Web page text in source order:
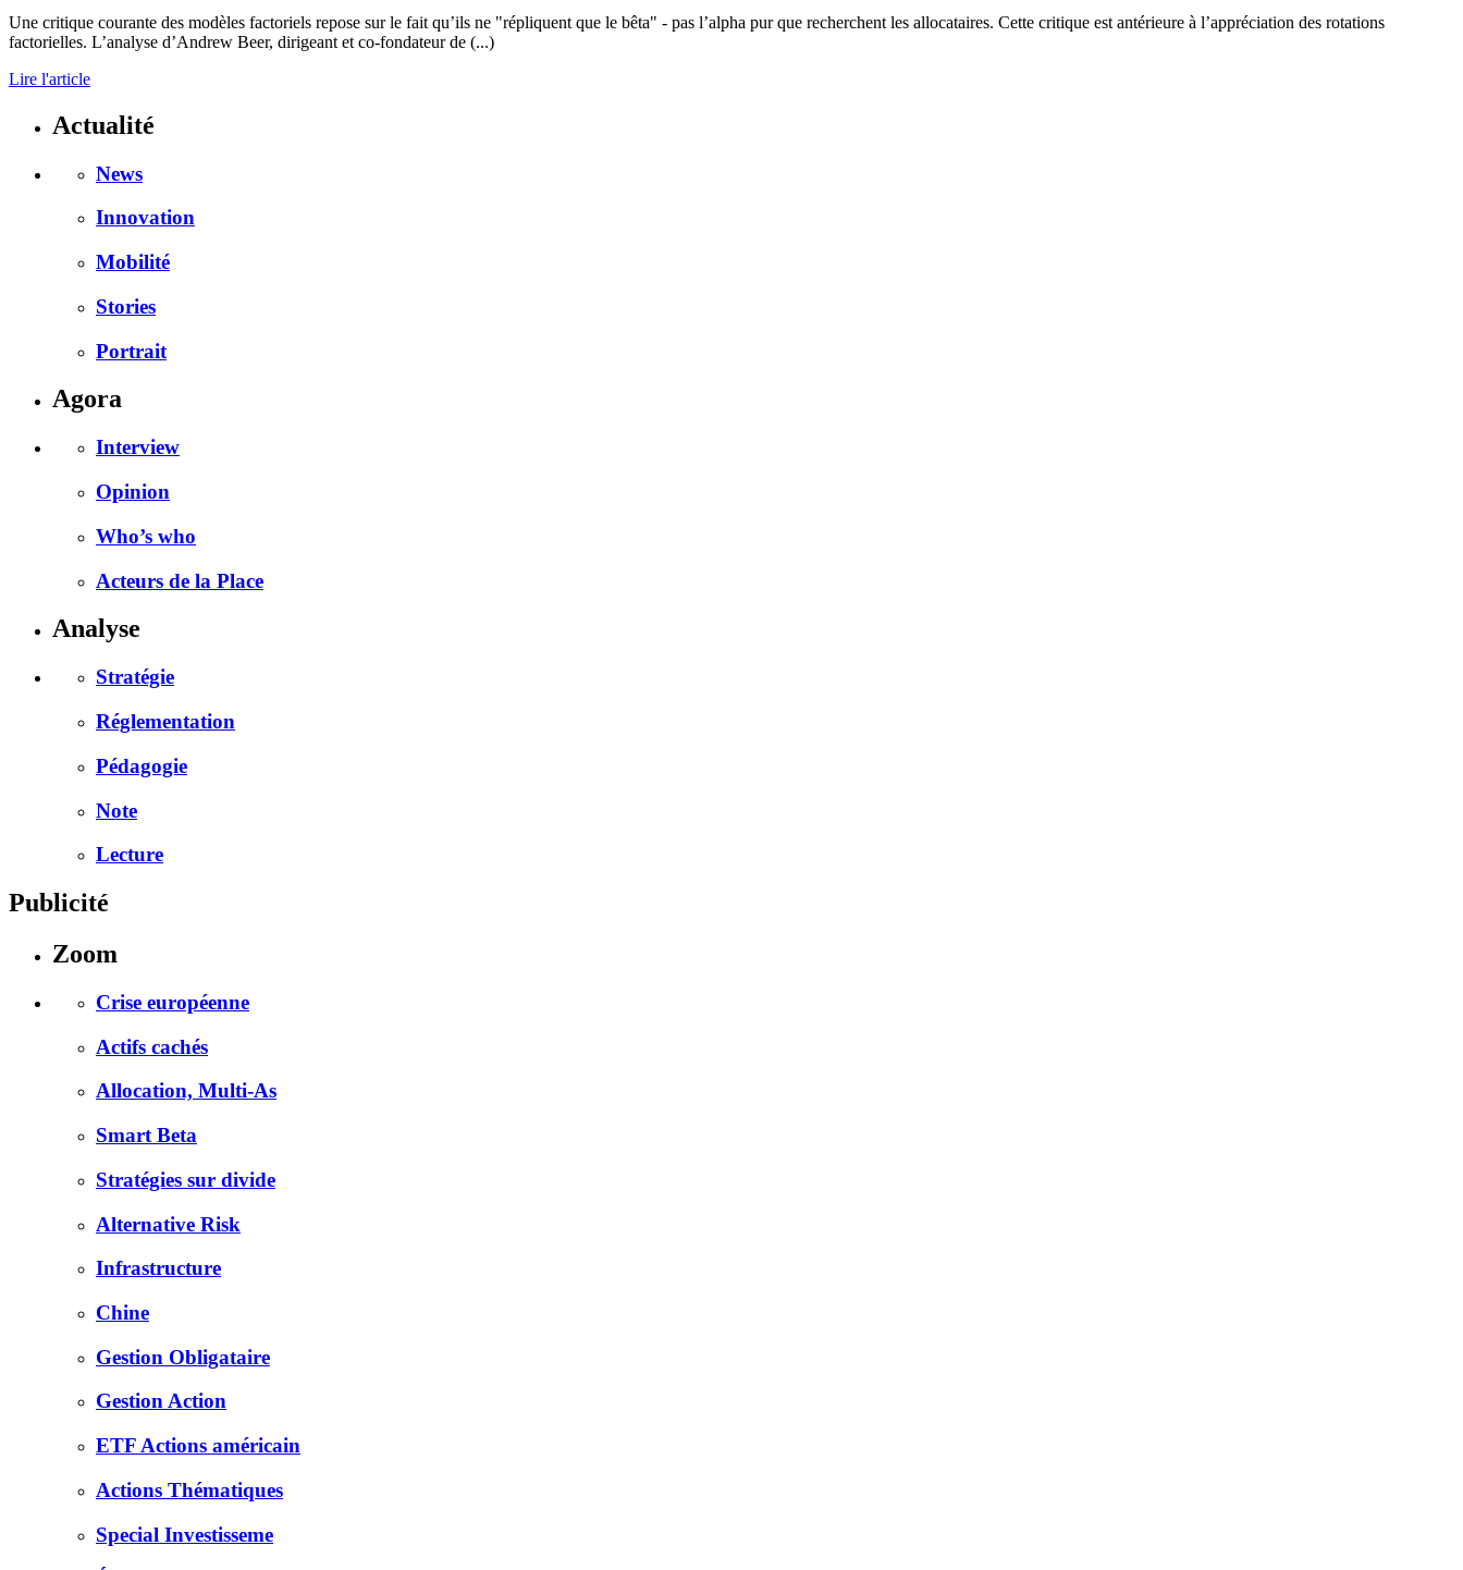
Une critique courante des modèles factoriels repose sur le fait qu’ils ne "répliquent que le bêta" - pas l’alpha pur que recherchent les allocataires. Cette critique est antérieure à l’appréciation des rotations
factorielles. L’analyse d’Andrew Beer, dirigeant et co-fondateur de (...)
Lire l'article
Actualité
News
Innovation
Mobilité
Stories
Portrait
Agora
Interview
Opinion
Who’s who
Acteurs de la Place
Analyse
Stratégie
Réglementation
Pédagogie
Note
Lecture
Publicité
Zoom
Crise européenne
Actifs cachés
Allocation, Multi-As
Smart Beta
Stratégies sur divide
Alternative Risk
Infrastructure
Chine
Gestion Obligataire
Gestion Action
ETF Actions américain
Actions Thématiques
Special Investisseme